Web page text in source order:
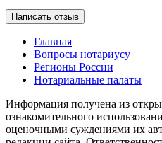
Написать отзыв
Главная
Вопросы нотариусу
Регионы России
Нотариальные палаты
Информация получена из
ознакомительного
оценочными суждениями их